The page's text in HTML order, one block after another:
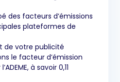
des facteurs d’émissions
plateformes de
de votre publicité
le facteur d’émission
à savoir 0,11